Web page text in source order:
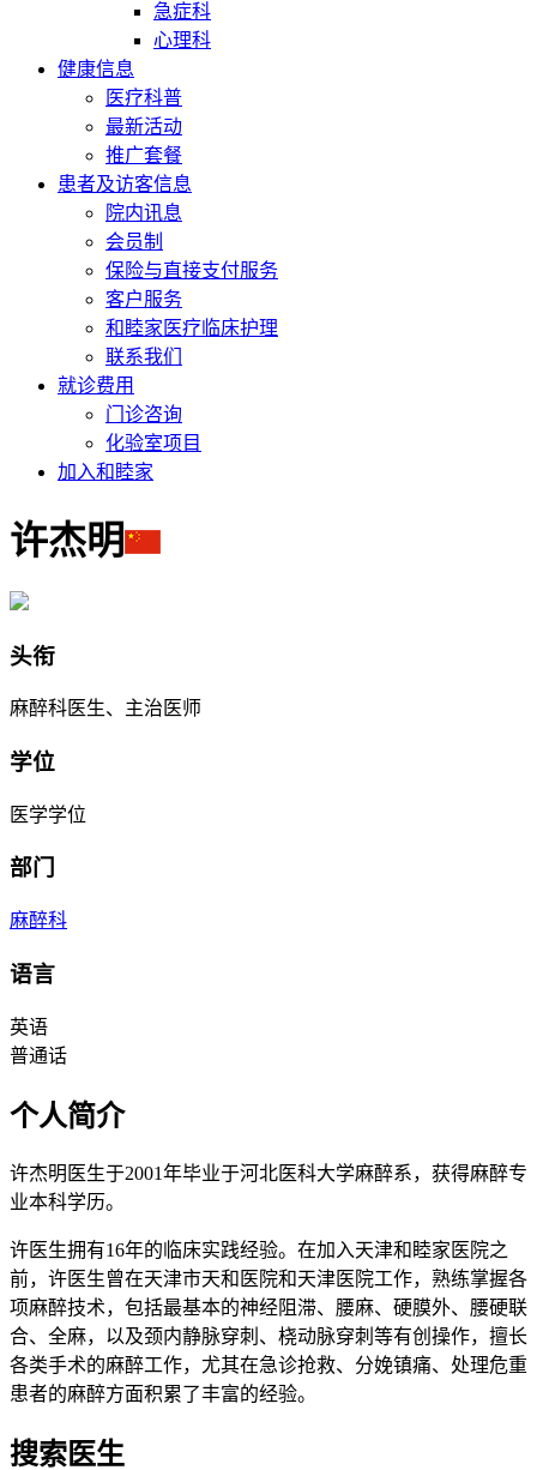
急症科
心理科
健康信息
医疗科普
最新活动
推广套餐
患者及访客信息
院内讯息
会员制
保险与直接支付服务
客户服务
和睦家医疗临床护理
联系我们
就诊费用
门诊咨询
化验室项目
加入和睦家
许杰明
头衔
麻醉科医生、主治医师
学位
医学学位
部门
麻醉科
语言
英语
普通话
个人简介
许杰明医生于2001年毕业于河北医科大学麻醉系，获得麻醉专
业本科学历。
许医生拥有16年的临床实践经验。在加入天津和睦家医院之
前，许医生曾在天津市天和医院和天津医院工作，熟练掌握各
项麻醉技术，包括最基本的神经阻滞、腰麻、硬膜外、腰硬联
合、全麻，以及颈内静脉穿刺、桡动脉穿刺等有创操作，擅长
各类手术的麻醉工作，尤其在急诊抢救、分娩镇痛、处理危重
患者的麻醉方面积累了丰富的经验。
搜索医生